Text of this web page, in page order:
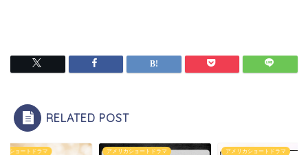
RELATED POST
カショートドラマ アメリカショートドラマ アメリカショートドラマ